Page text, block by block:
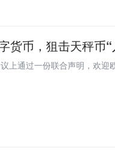
货币，狙击天秤币“
上通过一份联合声明，欢迎